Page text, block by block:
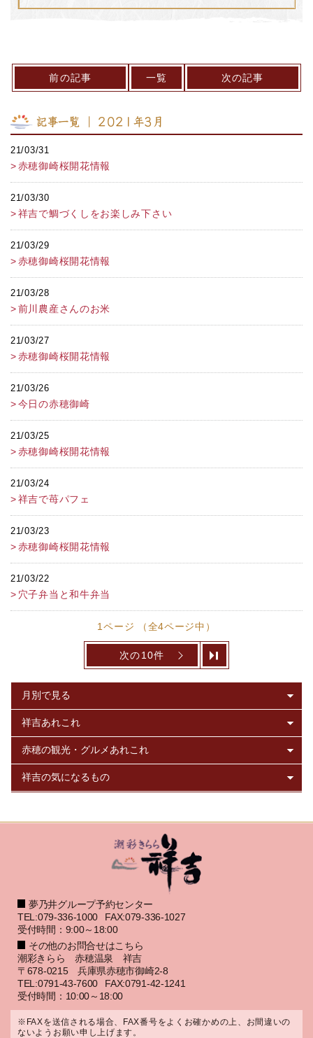
前の記事 一覧 次の記事
記事一覧 ｜ 2021年3月
21/03/31
赤穂御崎桜開花情報
21/03/30
祥吉で鯛づくしをお楽しみ下さい
21/03/29
赤穂御崎桜開花情報
21/03/28
前川農産さんのお米
21/03/27
赤穂御崎桜開花情報
21/03/26
今日の赤穂御崎
21/03/25
赤穂御崎桜開花情報
21/03/24
祥吉で苺パフェ
21/03/23
赤穂御崎桜開花情報
21/03/22
穴子弁当と和牛弁当
1ページ （全4ページ中）
次の10件
夢乃井グループ予約センター
TEL:079-336-1000
FAX:079-336-1027
受付時間：9:00～18:00
その他のお問合せはこちら
潮彩きらら 赤穂温泉 祥吉
〒678-0215 兵庫県赤穂市御崎2-8
TEL:0791-43-7600
FAX:0791-42-1241
受付時間：10:00～18:00
※FAXを送信される場合、FAX番号をよくお確かめの上、お間違いの
ないようお願い申し上げます。